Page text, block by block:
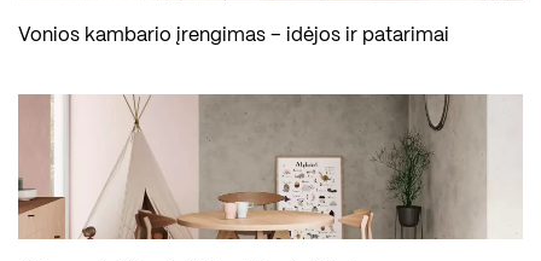
Vonios kambario įrengimas – idėjos ir patarimai